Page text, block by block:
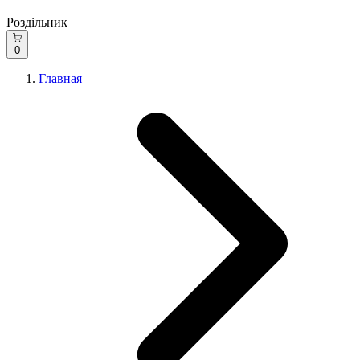
Роздільник
0
Главная